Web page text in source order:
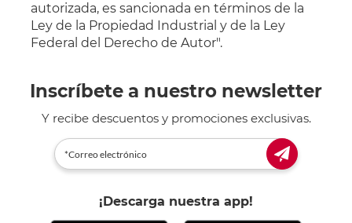
autorizada, es sancionada en términos de la
Ley de la Propiedad Industrial y de la Ley
Federal del Derecho de Autor".
Inscríbete a nuestro newsletter
Y recibe descuentos y promociones exclusivas.
¡Descarga nuestra app!